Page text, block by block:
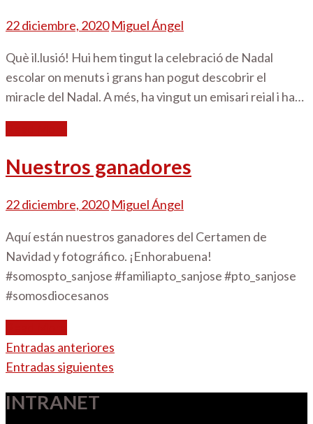
22 diciembre, 2020 Miguel Ángel
Què il.lusió! Hui hem tingut la celebració de Nadal
escolar on menuts i grans han pogut descobrir el
miracle del Nadal. A més, ha vingut un emisari reial i ha…
Nuestros ganadores
22 diciembre, 2020 Miguel Ángel
Aquí están nuestros ganadores del Certamen de
Navidad y fotográfico. ¡Enhorabuena!
#somospto_sanjose #familiapto_sanjose #pto_sanjose
#somosdiocesanos
Navegación
de
Entradas anteriores
Entradas siguientes
INTRANET